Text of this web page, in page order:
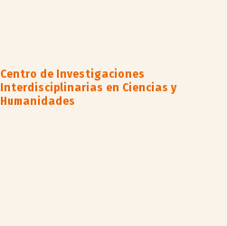
Centro de Investigaciones
Interdisciplinarias en Ciencias y
Humanidades